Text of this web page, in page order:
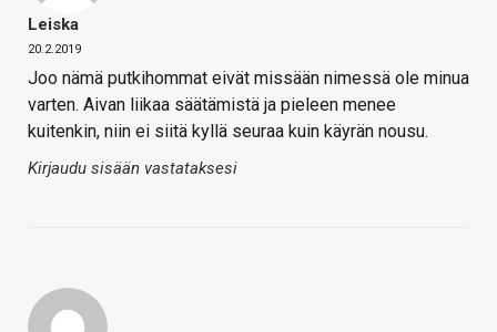
Leiska
20.2.2019
Joo nämä putkihommat eivät missään nimessä ole minua
varten. Aivan liikaa säätämistä ja pieleen menee
kuitenkin, niin ei siitä kyllä seuraa kuin käyrän nousu.
Kirjaudu sisään vastataksesi